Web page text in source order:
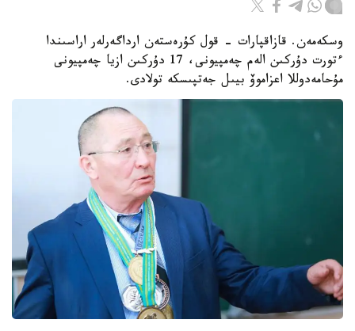
وسكەمەن. قازاقپارات - قول كۇرەستەن ارداگەرلەر اراسىندا
ءتورت دۇركىن الەم چەمپيونى، 17 دۇركىن ازيا چەمپيونى
مۇحامەدوللا اعزاموۆ بيىل جەتپىسكە تولادى.